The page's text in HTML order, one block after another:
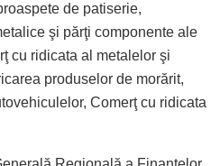
de patiserie,
şi părţi componente ale
cu ridicata al metalelor şi
produselor de morărit,
Comerţ cu ridicata